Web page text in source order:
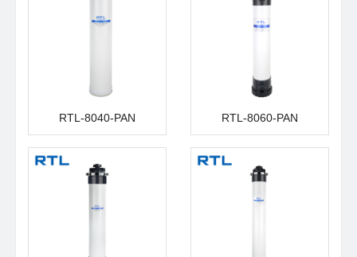
RTL-8040-PAN RTL-8060-PAN